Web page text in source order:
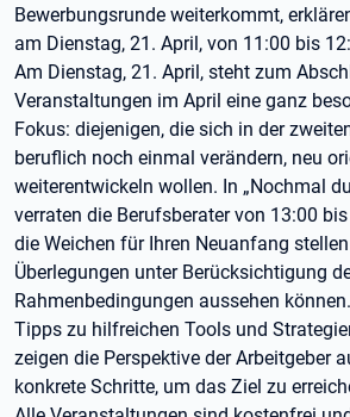
Bewerbungsrunde weiterkommt,
am Dienstag, 21. April, von 11:00 bis
Am Dienstag, 21. April, steht zum
Veranstaltungen im April eine ganz
Fokus: diejenigen, die sich in der
beruflich noch einmal verändern, neu
weiterentwickeln wollen. In „Nochmal
verraten die Berufsberater von 13:00
die Weichen für Ihren Neuanfang
Überlegungen unter Berücksichtigung
Rahmenbedingungen aussehen
Tipps zu hilfreichen Tools und
zeigen die Perspektive der Arbeitgeber
konkrete Schritte, um das Ziel zu